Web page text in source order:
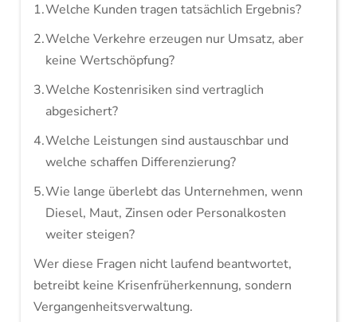
Welche Kunden tragen tatsächlich Ergebnis?
Welche Verkehre erzeugen nur Umsatz, aber
keine Wertschöpfung?
Welche Kostenrisiken sind vertraglich
abgesichert?
Welche Leistungen sind austauschbar und
welche schaffen Differenzierung?
Wie lange überlebt das Unternehmen, wenn
Diesel, Maut, Zinsen oder Personalkosten
weiter steigen?
Wer diese Fragen nicht laufend beantwortet,
betreibt keine Krisenfrüherkennung, sondern
Vergangenheitsverwaltung.